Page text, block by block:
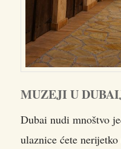
MUZEJI U
Dubai nudi mnoštvo
ulaznice ćete